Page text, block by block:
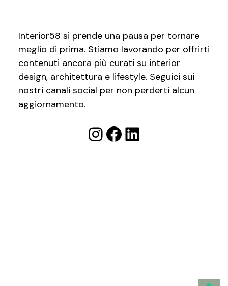
Interior58 si prende una pausa per tornare
meglio di prima. Stiamo lavorando per offrirti
contenuti ancora più curati su interior
design, architettura e lifestyle. Seguici sui
nostri canali social per non perderti alcun
aggiornamento.
Instagram
Facebook
LinkedIn